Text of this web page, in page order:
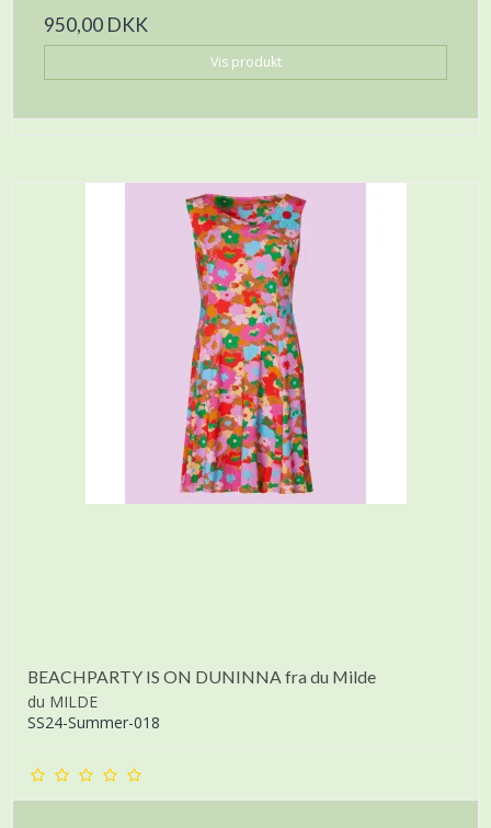
950,00 DKK
Vis produkt
BEACHPARTY IS ON DUNINNA fra du Milde
du MILDE
SS24-Summer-018